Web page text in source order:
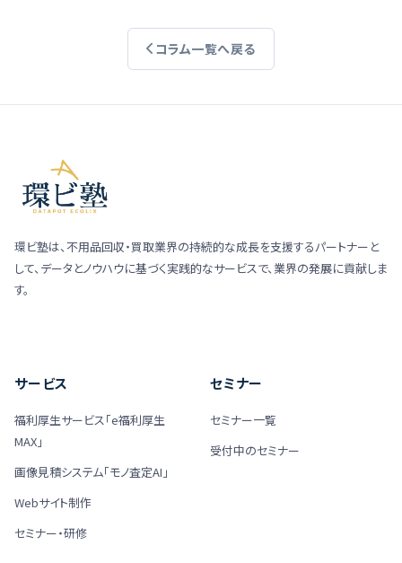
コラム一覧へ戻る
環ビ塾は、不用品回収・買取業界の持続的な成長を支援するパートナーと
して、データとノウハウに基づく実践的なサービスで、業界の発展に貢献しま
す。
サービス
福利厚生サービス「e福利厚生
MAX」
画像見積システム「モノ査定AI」
Webサイト制作
セミナー・研修
セミナー
セミナー一覧
受付中のセミナー